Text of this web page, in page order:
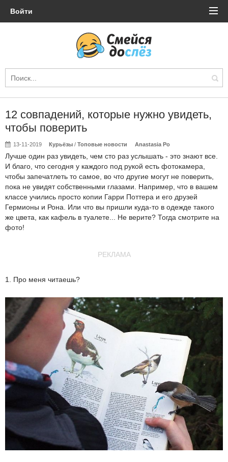
Войти
12 совпадений, которые нужно увидеть,
чтобы поверить
13-11-2019 Курьёзы /Топовые новости Anastasia Po
Лучше один раз увидеть, чем сто раз услышать - это знают все.
И благо, что сегодня у каждого под рукой есть фотокамера,
чтобы запечатлеть то самое, во что другие могут не поверить,
пока не увидят собственными глазами. Например, что в вашем
классе учились просто копии Гарри Поттера и его друзей
Гермионы и Рона. Или что вы пришли куда-то в одежде такого
же цвета, как кафель в туалете... Не верите? Тогда смотрите на
фото!
РЕКЛАМА
1. Про меня читаешь?